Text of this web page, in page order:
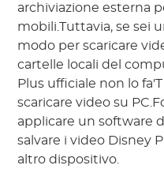
archiviazione esterna
mobili.Tuttavia, se sei
modo per scaricare
cartelle locali del
Plus ufficiale non lo
scaricare video su
applicare un software
salvare i video Disney
altro dispositivo.